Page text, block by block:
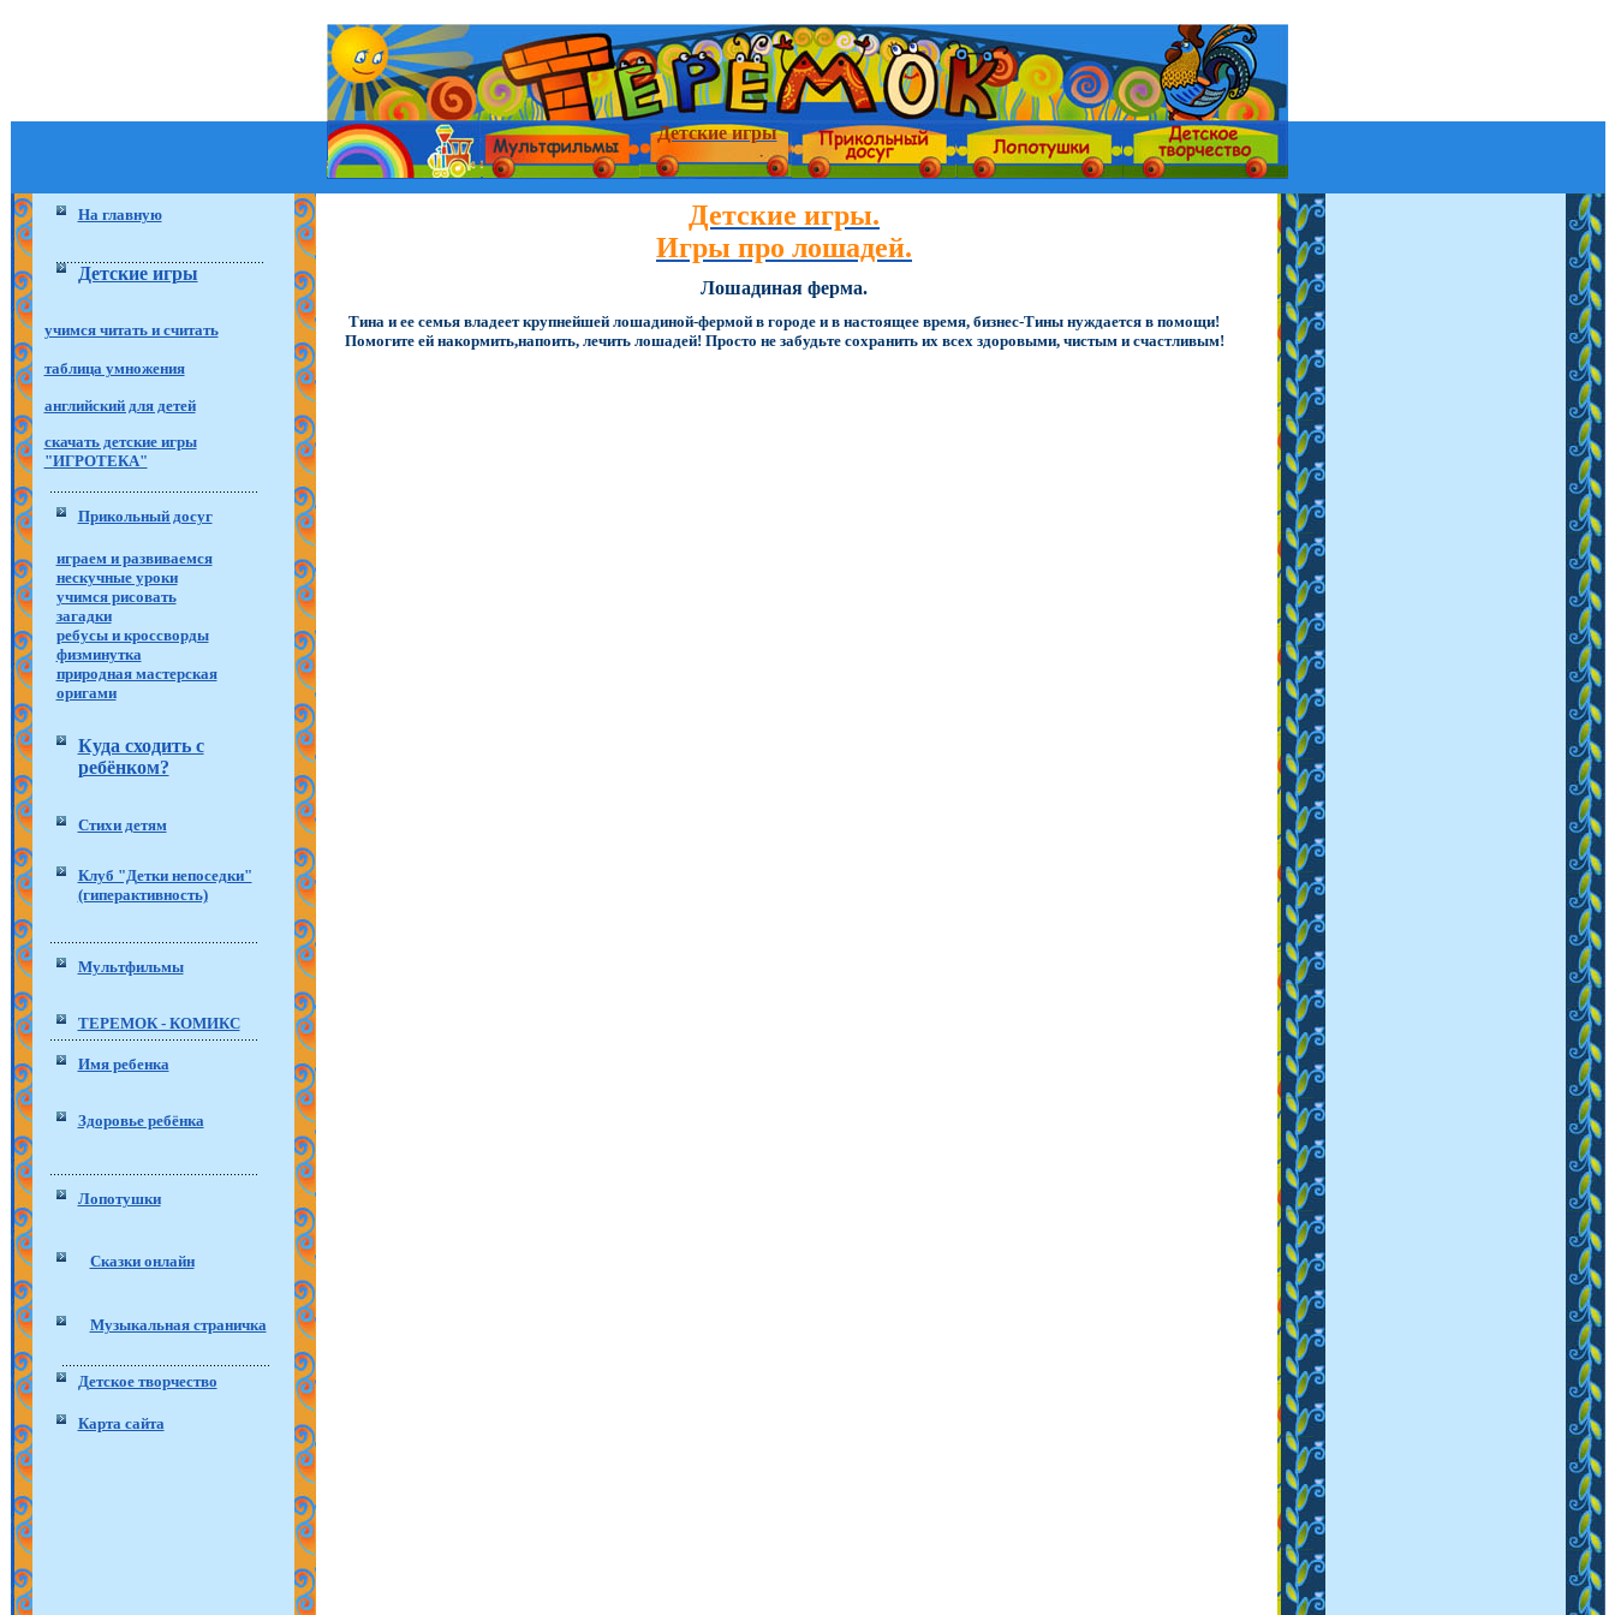
Детские игры
На главную
Детские игры
учимся читать и считать
таблица умножения
английский для детей
скачать детские игры
"ИГРОТЕКА"
Прикольный досуг
играем и развиваемся
нескучные уроки
учимся рисовать
загадки
ребусы и кроссворды
физминутка
природная мастерская
оригами
Куда сходить с
ребёнком?
Стихи детям
Клуб "Детки непоседки"
(гиперактивность)
Мультфильмы
ТЕРЕМОК - КОМИКС
Имя ребенка
Здоровье ребёнка
Лопотушки
Сказки онлайн
Музыкальная страничка
Детское творчество
Карта сайта
Детские игры.
Игры про лошадей.
Лошадиная ферма.
Тина и ее семья владеет крупнейшей лошадиной-фермой в городе и в настоящее время, бизнес-Тины нуждается в помощи!
Помогите ей накормить,напоить, лечить лошадей! Просто не забудьте сохранить их всех здоровыми, чистым и счастливым!